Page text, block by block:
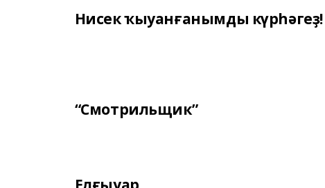
Нисек ҡыуанғанымды күрһәгеҙ!
“Смотрильщик”